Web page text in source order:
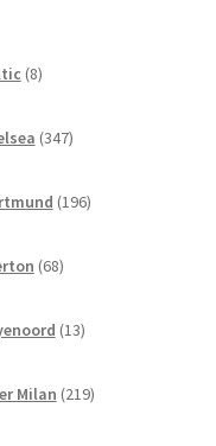
8izdelkov
347izdelkov
196izdelkov
68izdelkov
13izdelkov
Milan 219izdelkov